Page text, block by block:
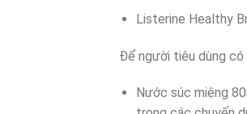
Listerine Healthy
Để người tiêu dùng
Nước súc miệng